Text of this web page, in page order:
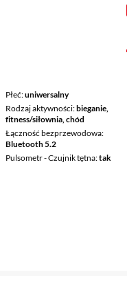
Płeć uniwersalny
Rodzaj aktywności bieganie,
fitness/siłownia, chód
Łączność bezprzewodowa
Bluetooth 5.2
Pulsometr - Czujnik tętna tak